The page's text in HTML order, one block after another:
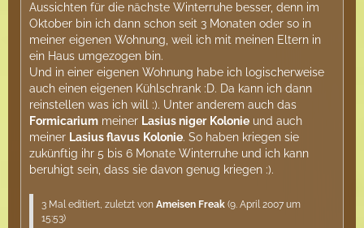
Aussichten für die nächste Winterruhe besser, denn im
Oktober bin ich dann schon seit 3 Monaten oder so in
meiner eigenen Wohnung, weil ich mit meinen Eltern in
ein Haus umgezogen bin.
Und in einer eigenen Wohnung habe ich logischerweise
auch einen eigenen Kühlschrank :D. Da kann ich dann
reinstellen was ich will :). Unter anderem auch das
Formicarium meiner Lasius niger Kolonie und auch
meiner Lasius flavus Kolonie. So haben kriegen sie
zukünftig ihr 5 bis 6 Monate Winterruhe und ich kann
beruhigt sein, dass sie davon genug kriegen :).
3 Mal editiert, zuletzt von Ameisen Freak (9. April 2007 um
15:53)